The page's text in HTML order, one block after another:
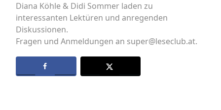
Diana Köhle & Didi Sommer laden zu
interessanten Lektüren und anregenden
Diskussionen.
Fragen und Anmeldungen an super@leseclub.at.